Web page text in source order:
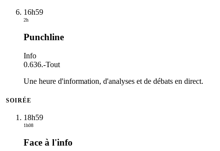
16h59
2h
Punchline
Info
0.636.-Tout
Une heure d'information, d'analyses et de débats en direct.
SOIRÉE
18h59
1h08
Face à l'info